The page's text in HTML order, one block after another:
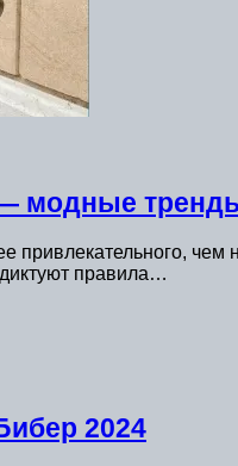
модные
привлекательного,
правила…
2024